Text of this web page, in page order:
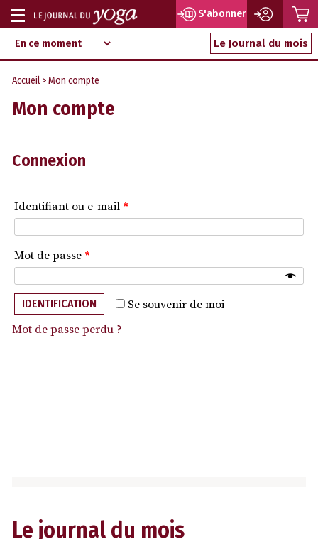
Aller
au
contenu
d‘information
indépendant
Afficher
ou
masquer
la
navigation
S'abonner
Le Journal du mois
Accueil > Mon compte
Mon compte
Connexion
Identifiant ou e-mail *
Mot de passe *
Se souvenir de moi
IDENTIFICATION
Mot de passe perdu ?
Le journal du mois